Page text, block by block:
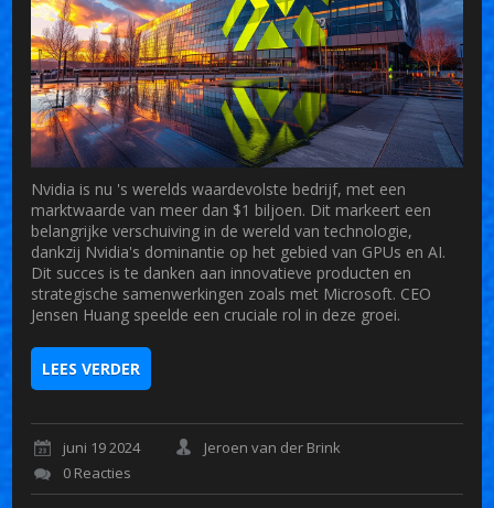
Nvidia is nu 's werelds waardevolste bedrijf, met een
marktwaarde van meer dan $1 biljoen. Dit markeert een
belangrijke verschuiving in de wereld van technologie,
dankzij Nvidia's dominantie op het gebied van GPUs en AI.
Dit succes is te danken aan innovatieve producten en
strategische samenwerkingen zoals met Microsoft. CEO
Jensen Huang speelde een cruciale rol in deze groei.
LEES VERDER
juni 19 2024
Jeroen van der Brink
0 Reacties